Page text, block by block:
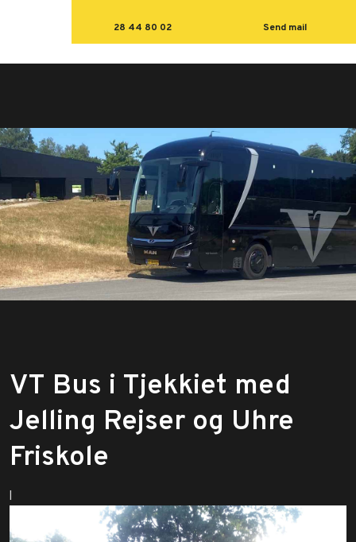
28 44 80 02 Send mail
​VT Bus i Tjekkiet med
Jelling Rejser og Uhre
Friskole
I